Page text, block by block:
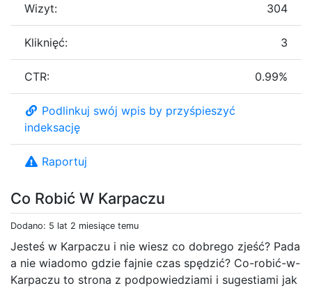
Co Robić W Karpaczu
Dodano: 5 lat 2 miesiące temu
Jesteś w Karpaczu i nie wiesz co dobrego zjeść? Pada
a nie wiadomo gdzie fajnie czas spędzić? Co-robić-w-
Karpaczu to strona z podpowiedziami i sugestiami jak
Wizyt: 304
Kliknięć: 3
CTR: 0.99%
Podlinkuj swój wpis by przyśpieszyć
indeksację
Raportuj